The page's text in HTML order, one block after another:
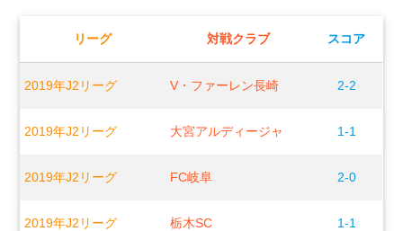
リーグ 対戦クラブ スコア
2019年J2リーグ V・ファーレン長崎 2-2
2019年J2リーグ 大宮アルディージャ 1-1
2019年J2リーグ FC岐阜 2-0
2019年J2リーグ 栃木SC 1-1